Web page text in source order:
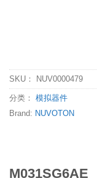
SKU： NUV0000479
分类： 模拟器件
Brand: NUVOTON
M031SG6AE